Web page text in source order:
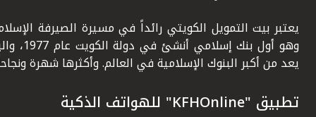
يعتبر بيت التمويل الكويتي رائداً في مسيرة الصيرفة
وهو أول بنك إسلامي أنشئ في
يعد من أكبر البنوك الإسلامية في العالم. وأكثرها شهرة
تطبيق "KFHOnline" للهواتف الذكية